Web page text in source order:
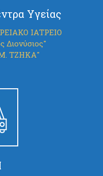
Υγείας
ΙΑΤΡΕΙΟ
Διονύσιος"
ΤΖΗΚΑ"